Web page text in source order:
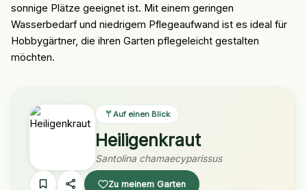
sonnige Plätze geeignet ist. Mit einem geringen
Wasserbedarf und niedrigem Pflegeaufwand ist es ideal für
Hobbygärtner, die ihren Garten pflegeleicht gestalten
möchten.
Auf einen Blick
Heiligenkraut
Santolina chamaecyparissus
Zu meinem Garten